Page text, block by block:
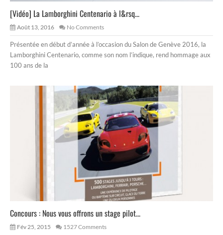
[Vidéo] La Lamborghini Centenario à l&rsq...
Août 13, 2016 No Comments
Présentée en début d’année à l’occasion du Salon de Genève 2016, la
Lamborghini Centenario, comme son nom l’indique, rend hommage aux
100 ans de la
Concours : Nous vous offrons un stage pilot...
Fév 25, 2015 1527 Comments